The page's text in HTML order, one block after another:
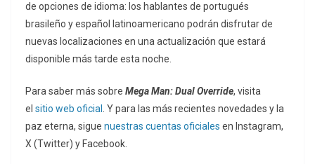
de opciones de idioma: los hablantes de portugués
brasileño y español latinoamericano podrán disfrutar de
nuevas localizaciones en una actualización que estará
disponible más tarde esta noche.
Para saber más sobre Mega Man: Dual Override, visita
el sitio web oficial . Y para las más recientes novedades y la
paz eterna, sigue nuestras cuentas oficiales en Instagram,
X (Twitter) y Facebook.